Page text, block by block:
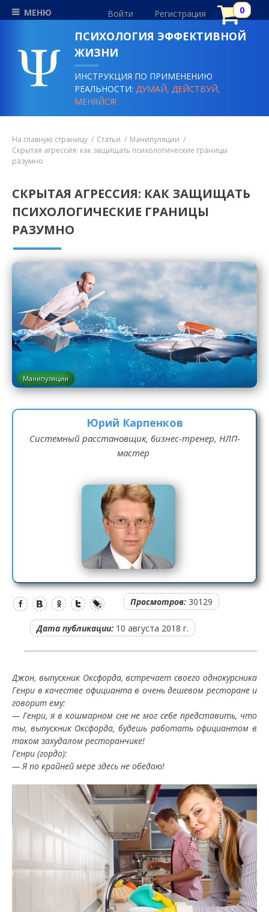
МЕНЮ Войти Регистрация
ПСИХОЛОГИЯ ЭФФЕКТИВНОЙ
ЖИЗНИ
ИНСТРУКЦИЯ ПО ПРИМЕНЕНИЮ
РЕАЛЬНОСТИ:ДУМАЙ, ДЕЙСТВУЙ,
МЕНЯЙСЯ!
На главную страницу Статьи
Манипуляции
Скрытая агрессия: как защищать психологические границы
разумно
СКРЫТАЯ АГРЕССИЯ: КАК ЗАЩИЩАТЬ
ПСИХОЛОГИЧЕСКИЕ ГРАНИЦЫ
РАЗУМНО
Манипуляции
Юрий Карпенков
Системный расстановщик, бизнес-тренер, НЛП-
мастер
Просмотров: 30129
Дата публикации: 10 августа 2018 г.
Джон, выпускник Оксфорда, встречает своего однокурсника
Генри в качестве официанта в очень дешевом ресторане и
говорит ему:
— Генри, я в кошмарном сне не мог себе представить, что
ты, выпускник Оксфорда, будешь работать официантом в
таком захудалом ресторанчике!
Генри (гордо):
— Я по крайней мере здесь не обедаю!